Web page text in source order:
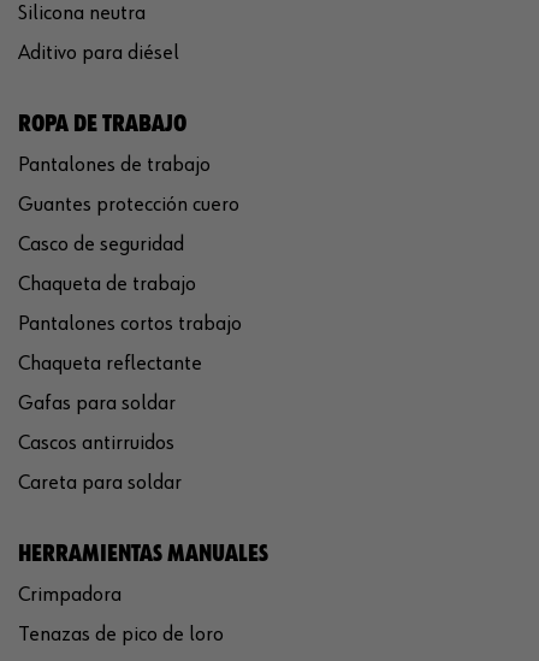
Silicona neutra
Aditivo para diésel
ROPA DE TRABAJO
Pantalones de trabajo
Guantes protección cuero
Casco de seguridad
Chaqueta de trabajo
Pantalones cortos trabajo
Chaqueta reflectante
Gafas para soldar
Cascos antirruidos
Careta para soldar
HERRAMIENTAS MANUALES
Crimpadora
Tenazas de pico de loro